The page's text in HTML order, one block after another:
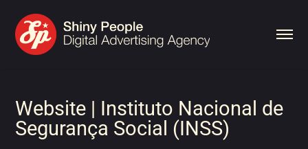
Website | Instituto Nacional de
Segurança Social (INSS)